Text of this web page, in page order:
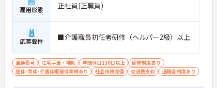
雇用形態 正社員(正職員)
応募要件 ■介護職員初任者研修（ヘルパー2級）以上
車通勤可 住宅手当・補助 年間休日110日以上
研修制度あり
産休･育休･介護休暇取得実績あり
社会保険完備 交通費支給 退職金制度あり